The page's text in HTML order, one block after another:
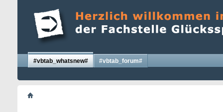
#vbtab_whatsnew# #vbtab_forum#